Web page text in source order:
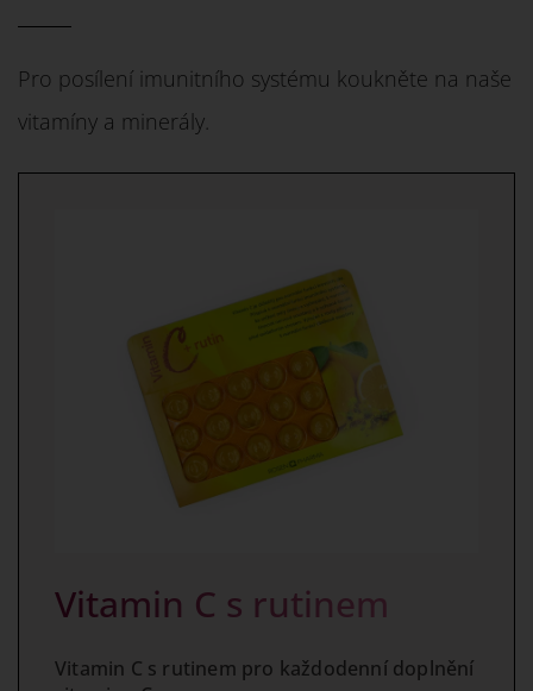
Pro posílení imunitního systému koukněte na naše
vitamíny a minerály.
Vitamin C s rutinem
Vitamin C s rutinem pro každodenní doplnění